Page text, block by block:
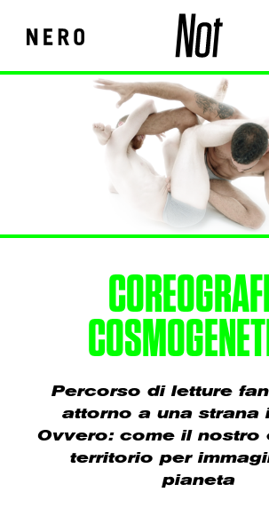
Percorso di letture
attorno a una strana
Ovvero: come il nostro
territorio per
pianeta